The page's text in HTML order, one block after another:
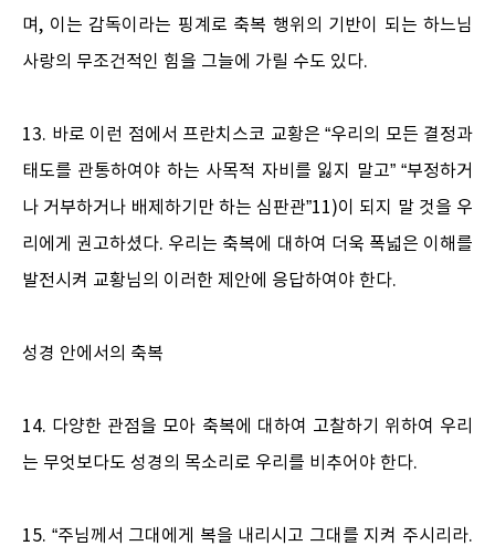
며, 이는 감독이라는 핑계로 축복 행위의 기반이 되는 하느님
사랑의 무조건적인 힘을 그늘에 가릴 수도 있다.
13. 바로 이런 점에서 프란치스코 교황은 “우리의 모든 결정과
태도를 관통하여야 하는 사목적 자비를 잃지 말고” “부정하거
나 거부하거나 배제하기만 하는 심판관”11)이 되지 말 것을 우
리에게 권고하셨다. 우리는 축복에 대하여 더욱 폭넓은 이해를
발전시켜 교황님의 이러한 제안에 응답하여야 한다.
성경 안에서의 축복
14. 다양한 관점을 모아 축복에 대하여 고찰하기 위하여 우리
는 무엇보다도 성경의 목소리로 우리를 비추어야 한다.
15. “주님께서 그대에게 복을 내리시고 그대를 지켜 주시리라.